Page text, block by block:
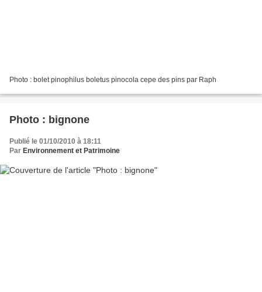
Photo : bolet pinophilus boletus pinocola cepe des pins par Raph
Photo : bignone
Publié le 01/10/2010 à 18:11
Par Environnement et Patrimoine